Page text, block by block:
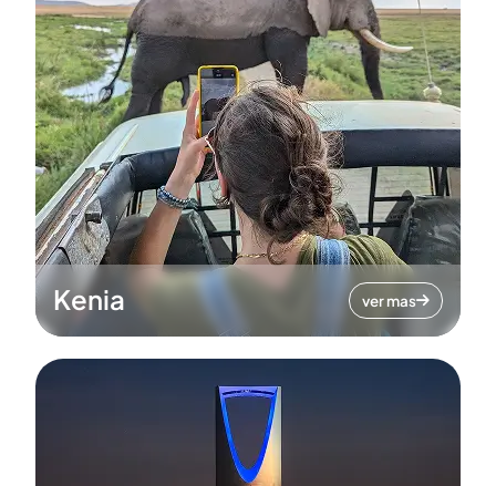
Kenia ver mas